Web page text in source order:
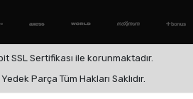
SSL Sertifikası ile korunmaktadır.
Parça Tüm Hakları Saklıdır.